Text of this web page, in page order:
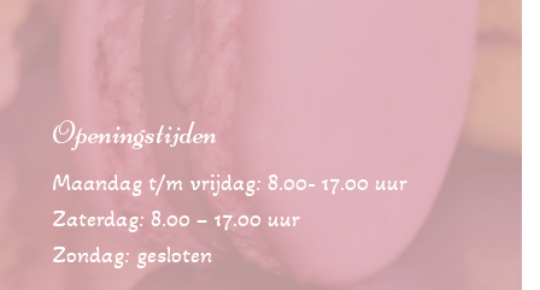
Openingstijden
Maandag t/m vrijdag: 8.00- 17.00 uur
Zaterdag: 8.00 – 17.00 uur
Zondag: gesloten